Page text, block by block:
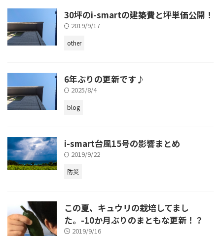
30坪のi-smartの建築費と坪単価公開！
2019/9/17
other
6年ぶりの更新です♪
2025/8/4
blog
i-smart台風15号の影響まとめ
2019/9/22
防災
この夏、キュウリの栽培してまし
た。-10か月ぶりのまともな更新！？
2019/9/16